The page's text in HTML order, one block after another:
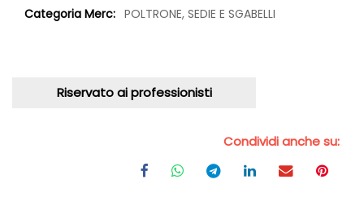
Categoria Merc: POLTRONE, SEDIE E SGABELLI
Riservato ai professionisti
Condividi anche su: